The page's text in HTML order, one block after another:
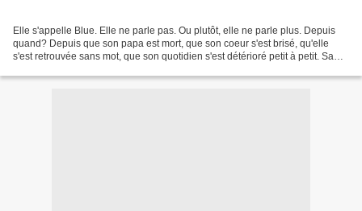
Elle s'appelle Blue. Elle ne parle pas. Ou plutôt, elle ne parle plus. Depuis
quand? Depuis que son papa est mort, que son coeur s'est brisé, qu'elle
s'est retrouvée sans mot, que son quotidien s'est détérioré petit à petit. Sa